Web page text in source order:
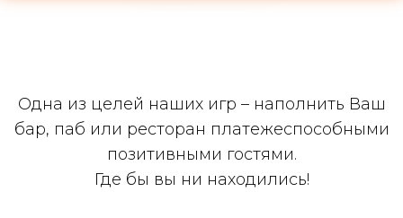
Одна из целей наших игр – наполнить Ваш
бар, паб или ресторан платежеспособными
позитивными гостями.
Где бы вы ни находились!